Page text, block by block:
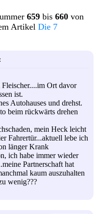
659 bis 660 von
Artikel Die 7
Ort davor
ist.
Autohauses und drehst.
beim rückwärts drehen
mein Heck leicht
Fahrertür...aktuell lebe ich
länger Krank
ich habe immer wieder
Partnerschaft hat
kaum auszuhalten
wenig???